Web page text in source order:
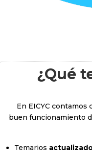
¿Qué
En EICYC
buen funcionamiento
Temarios